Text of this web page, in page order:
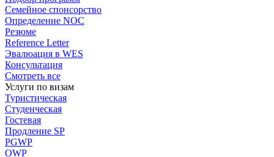
Семейное спонсорство
Определение NOC
Резюме
Reference Letter
Эвалюация в WES
Консультация
Смотреть все
Услуги по визам
Туристическая
Студенческая
Гостевая
Продление SP
PGWP
OWP